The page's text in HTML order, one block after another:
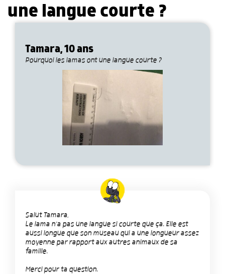
une langue courte ?
Tamara, 10 ans
Pourquoi les lamas ont une langue courte ?
Salut Tamara,
Le lama n'a pas une langue si courte que ça. Elle est
aussi longue que son museau qui a une longueur assez
moyenne par rapport aux autres animaux de sa
famille.
Merci pour ta question.